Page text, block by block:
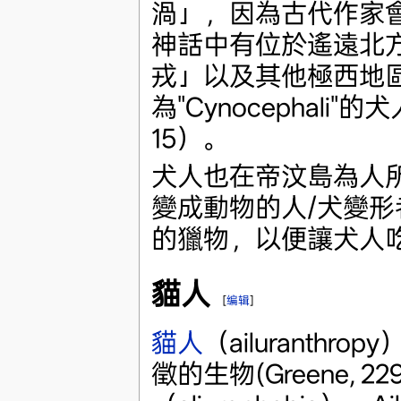
渦」，因為古代作家
神話中有位於遙遠北
戎」以及其他極西地
為"Cynocephali"的犬
15）。
犬人也在帝汶島為人
變成動物的人/犬變
的獵物，以便讓犬人
貓人 [编辑]
貓人 （ailuranthropy
徵的生物(Greene,